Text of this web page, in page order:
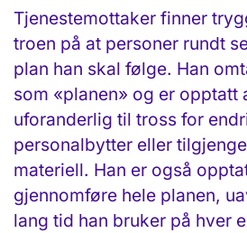
Tjenestemottaker finner
troen på at personer rundt
plan han skal følge. Han
som «planen» og er opptatt
uforanderlig til tross for
personalbytter eller
materiell. Han er også
gjennomføre hele planen,
lang tid han bruker på hver